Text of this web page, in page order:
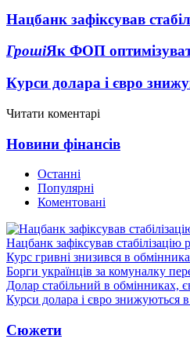
Нацбанк зафіксував
ГрошіЯк ФОП
Курси долара і євро
Читати коментарі
Новини фінансів
Останні
Популярні
Коментовані
Нацбанк зафіксував стабілізацію
Курс гривні знизився в
Борги українців за комуналку
Долар стабільний в обмінниках,
Курси долара і євро знижуються
Сюжети